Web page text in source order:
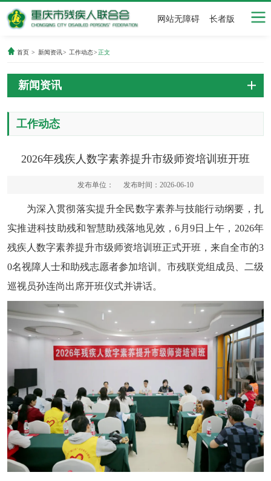
网站无障碍 长者版
首页 > 新闻资讯> 工作动态> 正文
新闻资讯
工作动态
2026年残疾人数字素养提升市级师资培训班开班
发布单位： 发布时间：2026-06-10
为深入贯彻落实提升全民数字素养与技能行动纲要，扎
实推进科技助残和智慧助残落地见效，6月9日上午，2026年
残疾人数字素养提升市级师资培训班正式开班，来自全市的3
0名视障人士和助残志愿者参加培训。市残联党组成员、二级
巡视员孙连尚出席开班仪式并讲话。